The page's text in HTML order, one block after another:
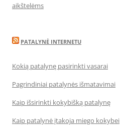
aikštelėms
PATALYNĖ INTERNETU
Kokią patalynę pasirinkti vasarai
Pagrindiniai patalynės išmatavimai
Kaip išsirinkti kokybišką patalynę
Kaip patalynė įtakoja miego kokybei